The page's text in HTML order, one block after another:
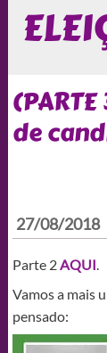
de
27/08/2018
Parte 2AQUI.
Vamos a mais
pensado: